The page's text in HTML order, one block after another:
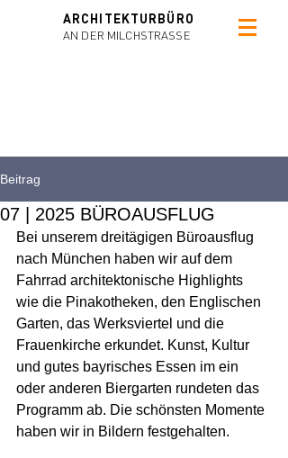
ARCHITEKTURBÜRO
AN DER MILCHSTRASSE
Beitrag
07 | 2025 BÜROAUSFLUG
Bei unserem dreitägigen Büroausflug
nach München haben wir auf dem
Fahrrad architektonische Highlights
wie die Pinakotheken, den Englischen
Garten, das Werksviertel und die
Frauenkirche erkundet. Kunst, Kultur
und gutes bayrisches Essen im ein
oder anderen Biergarten rundeten das
Programm ab. Die schönsten Momente
haben wir in Bildern festgehalten.